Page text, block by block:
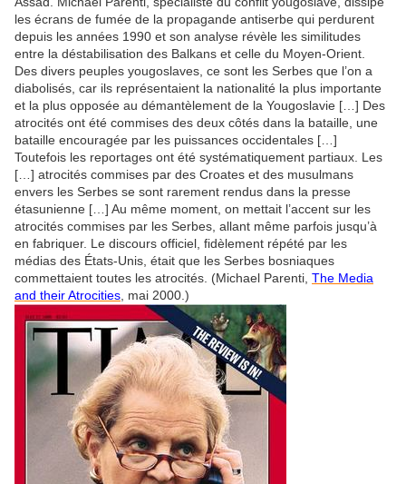
les écrans de fumée de la propagande antiserbe qui perdurent
depuis les années 1990 et son analyse révèle les similitudes
entre la déstabilisation des Balkans et celle du Moyen-Orient.
Des divers peuples yougoslaves, ce sont les Serbes que l’on a
diabolisés, car ils représentaient la nationalité la plus importante
et la plus opposée au démantèlement de la Yougoslavie […] Des
atrocités ont été commises des deux côtés dans la bataille, une
bataille encouragée par les puissances occidentales […]
Toutefois les reportages ont été systématiquement partiaux. Les
[…] atrocités commises par des Croates et des musulmans
envers les Serbes se sont rarement rendus dans la presse
étasunienne […] Au même moment, on mettait l’accent sur les
atrocités commises par les Serbes, allant même parfois jusqu’à
en fabriquer. Le discours officiel, fidèlement répété par les
médias des États-Unis, était que les Serbes bosniaques
commettaient toutes les atrocités. (Michael Parenti, The Media
and their Atrocities , mai 2000.)